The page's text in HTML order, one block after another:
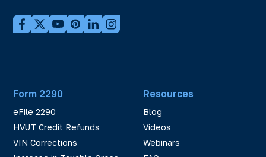
Form 2290
eFile 2290
HVUT Credit Refunds
VIN Corrections
Resources
Blog
Videos
Webinars